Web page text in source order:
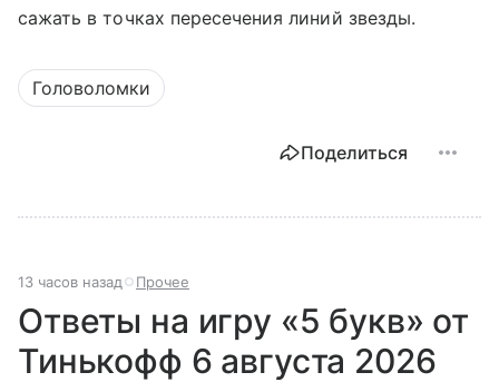
сажать в точках пересечения линий звезды.
Головоломки
Поделиться
13 часов назад Прочее
Ответы на игру «5 букв» от
Тинькофф 6 августа 2026